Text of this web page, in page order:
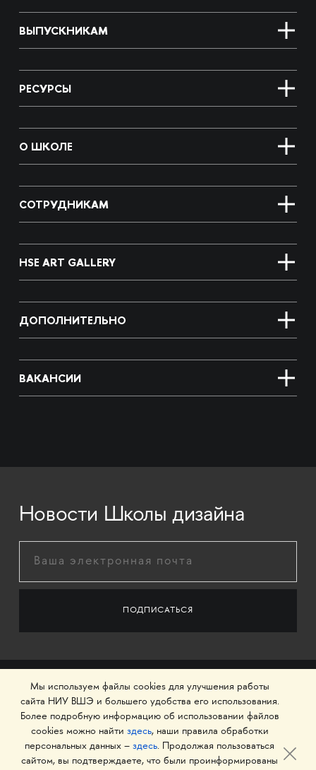
ВЫПУСКНИКАМ
РЕСУРСЫ
О ШКОЛЕ
СОТРУДНИКАМ
HSE ART GALLERY
ДОПОЛНИТЕЛЬНО
ВАКАНСИИ
Новости Школы дизайна
Мы используем файлы cookies для улучшения работы
сайта НИУ ВШЭ и большего удобства его использования.
Более подробную информацию об использовании файлов
cookies можно найти здесь, наши правила обработки
персональных данных – здесь. Продолжая пользоваться
сайтом, вы подтверждаете, что были проинформированы